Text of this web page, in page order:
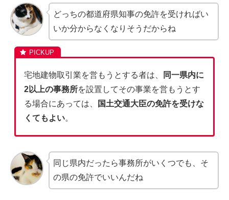
どっちの都道府県知事の免許を受ければい
いか分からなくなりそうだからね
宅地建物取引業を営もうとする者は、
同一県内に
2以上の事務所を設置してその事業を営もうとす
る場合にあっては、
国土交通大臣の免許を受けな
くてもよい。
同じ県内だったら事務所がいくつでも、そ
の県の免許でいいんだね